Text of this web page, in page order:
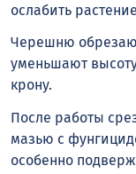
ослабить
Черешню
уменьшают
крону.
После работы
мазью с
особенно